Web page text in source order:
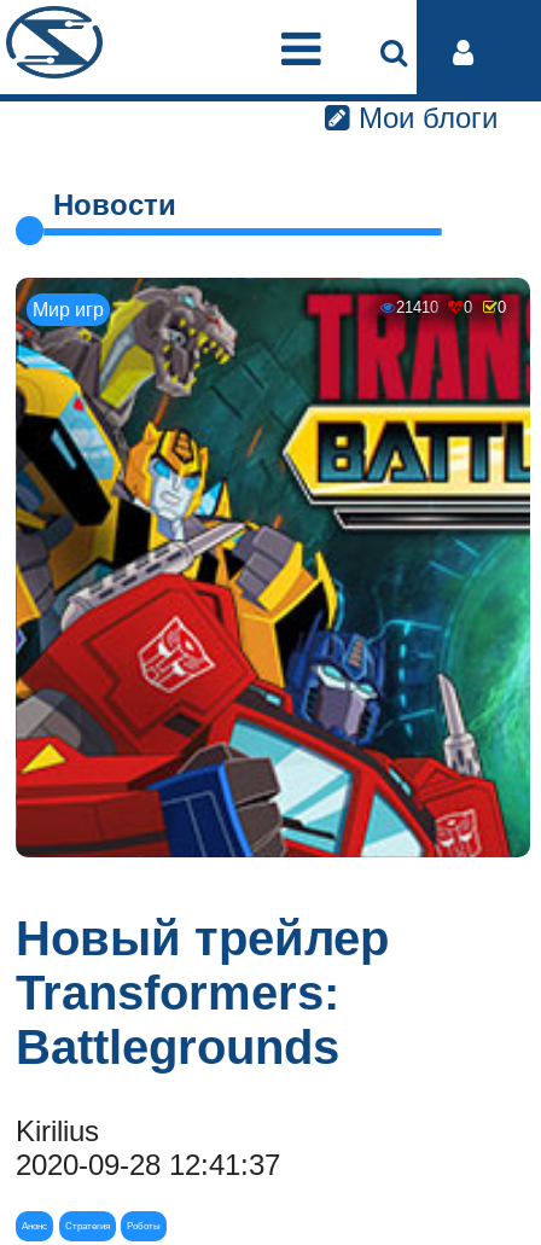
Мои блоги
Новости
Мир игр 21410 0 0
Новый трейлер
Transformers:
Battlegrounds
Kirilius
2020-09-28 12:41:37
Анонс Стратегия Роботы